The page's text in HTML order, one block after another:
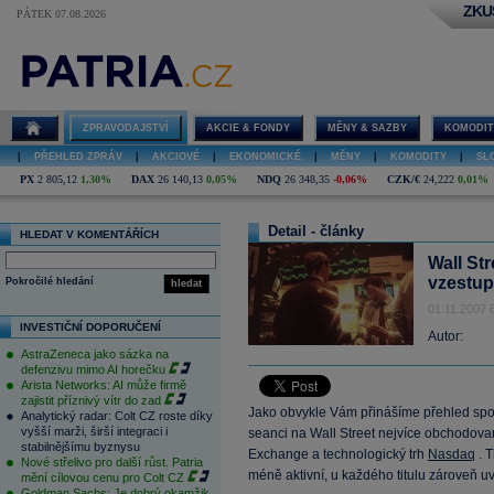
PÁTEK 07.08.2026
ZPRAVODAJSTVÍ AKCIE & FONDY MĚNY & SAZBY
PŘEHLED ZPRÁV AKCIOVÉ EKONOMICKÉ MĚNY KOMODITY
PX 2 805,12 1,30% DAX 26 140,13 0,05% NDQ 26 348,35 -0,06% CZK/€ 24,222 0,01%
HLEDAT V KOMENTÁŘÍCH
hledat
Pokročilé hledání
INVESTIČNÍ DOPORUČENÍ
AstraZeneca jako sázka na
defenzivu mimo AI horečku
Arista Networks: AI může firmě
zajistit příznivý vítr do zad
Analytický radar: Colt CZ roste díky
vyšší marži, širší integraci i
stabilnějšímu byznysu
Nové střelivo pro další růst. Patria
mění cílovou cenu pro Colt CZ
Detail - články
Wall
01.11.2007
Autor:
Jako obvykle Vám přinášíme přehled
seanci na Wall Street nejvíce
Exchange a technologický trh Nasdaq .
méně aktivní, u každého titulu zároveň